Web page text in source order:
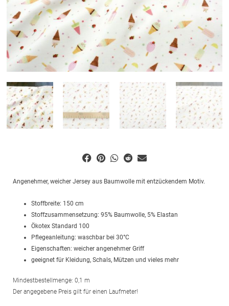
Angenehmer, weicher Jersey aus Baumwolle mit entzückendem Motiv.
Stoffbreite: 150 cm
Stoffzusammensetzung: 95% Baumwolle, 5% Elastan
Ökotex Standard 100
Pflegeanleitung: waschbar bei 30°C
Eigenschaften: weicher angenehmer Griff
geeignet für Kleidung, Schals, Mützen und vieles mehr
Mindestbestellmenge: 0,1 m
Der angegebene Preis gilt für einen Laufmeter!